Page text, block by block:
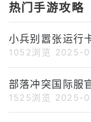
热门手游攻略
小兵别嚣张运行
1052浏览 2025-
部落冲突国际服
1525浏览 2025-